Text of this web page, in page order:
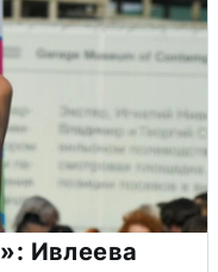
Ивлеева